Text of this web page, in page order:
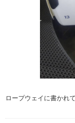
ロープウェイに書かれ